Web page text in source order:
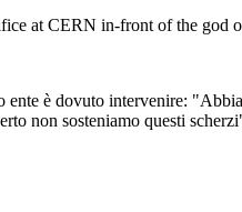
at CERN in-front of the god
è dovuto intervenire:
non sosteniamo questi